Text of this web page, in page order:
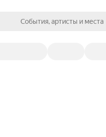
События, артисты и места